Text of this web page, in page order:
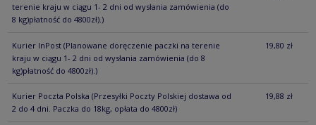
terenie kraju w ciągu 1- 2 dni od wysłania zamówienia (do
8 kg)płatność do 4800zł).)
Kurier InPost (Planowane doręczenie paczki na terenie
kraju w ciągu 1- 2 dni od wysłania zamówienia (do 8
kg)płatność do 4800zł).)
19,80 zł
Kurier Poczta Polska (Przesyłki Poczty Polskiej dostawa od
2 do 4 dni. Paczka do 18kg, opłata do 4800zł)
19,88 zł